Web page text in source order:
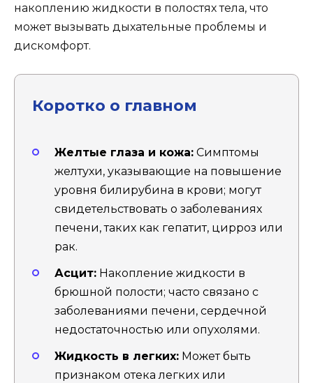
накоплению жидкости в полостях тела, что
может вызывать дыхательные проблемы и
дискомфорт.
Коротко о главном
Желтые глаза и кожа: Симптомы
желтухи, указывающие на повышение
уровня билирубина в крови; могут
свидетельствовать о заболеваниях
печени, таких как гепатит, цирроз или
рак.
Асцит: Накопление жидкости в
брюшной полости; часто связано с
заболеваниями печени, сердечной
недостаточностью или опухолями.
Жидкость в легких: Может быть
признаком отека легких или